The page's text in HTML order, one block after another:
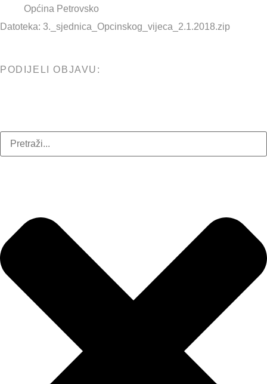
Općina Petrovsko
Datoteka: 3._sjednica_Opcinskog_vijeca_2.1.2018.zip
PODIJELI OBJAVU: